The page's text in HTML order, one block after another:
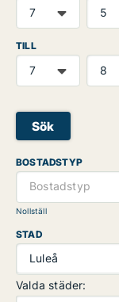
TILL
Sök
BOSTADSTYP
Bostadstyp
Nollställ
STAD
Luleå
Valda städer: